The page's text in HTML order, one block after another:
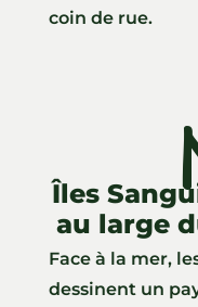
coin de rue.
Îles
au large
Face à la mer,
dessinent un